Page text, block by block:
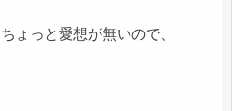
ょっと愛想が無いので、